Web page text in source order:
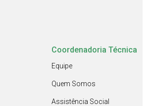
Coordenadoria Técnica
Equipe
Quem Somos
Assistência Social